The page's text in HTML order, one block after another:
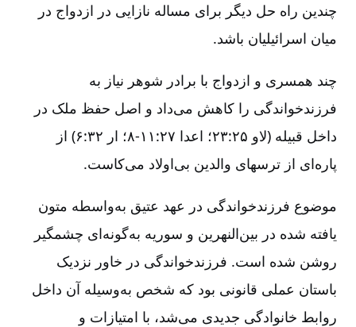
چندین راه حل دیگر برای مساله نازایی در ازدواج در
میان اسرائیلیان باشد.
چند همسری و ازدواج با برادر شوهر نیاز به
فرزندخواندگی را کاهش می‌داد و اصل حفظ ملک در
داخل قبیله (لاو ‌۲۵:‏۲۳؛ اعدا ۲۷:‏۸-۱۱؛ ار ۳۲:‏۶) از
پاره‌ای از ترسهای والدین بی‌اولاد می‌کاست.
موضوع فرزندخواندگی در عهد عتیق به‌واسطه متون
یافته شده در بین‌النهرین و سوریه به‌گونه‌ای چشمگیر
روشن شده است. فرزندخواندگی در خاور نزدیک
باستان عملی قانونی بود که شخص به‌وسیله آن داخل
روابط خانوادگی جدیدی می‌شد، با امتیازات و